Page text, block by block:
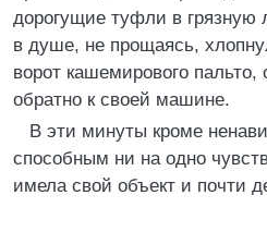
дорогущие туфли в грязную
в душе, не прощаясь,
ворот кашемирового пальто,
обратно к своей машине.
В эти минуты кроме
способным ни на одно
имела свой объект и почти